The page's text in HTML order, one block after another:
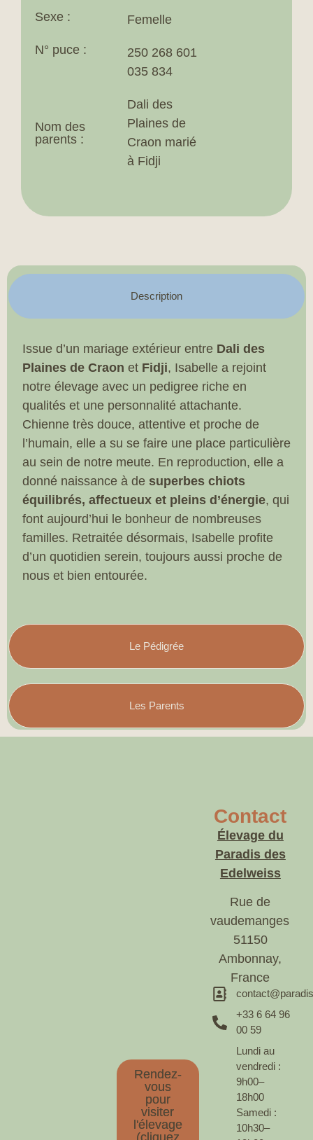
Sexe : Femelle
N° puce :​
250 268 601
035 834
Nom des
parents :
Dali des
Plaines de
Craon marié
à Fidji
Description
Le Pédigrée
Les Parents
Issue d’un mariage extérieur entre Dali des
Plaines de Craon et Fidji, Isabelle a rejoint
notre élevage avec un pedigree riche en
qualités et une personnalité attachante.
Chienne très douce, attentive et proche de
l’humain, elle a su se faire une place particulière
au sein de notre meute. En reproduction, elle a
donné naissance à de superbes chiots
équilibrés, affectueux et pleins d’énergie, qui
font aujourd’hui le bonheur de nombreuses
familles. Retraitée désormais, Isabelle profite
d’un quotidien serein, toujours aussi proche de
nous et bien entourée.
Contact
Élevage du
Paradis des
Edelweiss
Rue de
vaudemanges
51150
Ambonnay,
France
+33 6 64 96
00 59
Lundi au
vendredi :
9h00–
18h00
Samedi :
10h30–
Rendez-
vous
pour
visiter
l'élevage